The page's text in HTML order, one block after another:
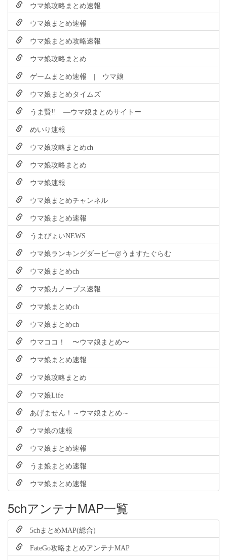
ウマ娘攻略まとめ速報
ウマ娘まとめ速報
ウマ娘まとめ攻略速報
ウマ娘攻略まとめ
ゲームまとめ速報 | ウマ娘
ウマ娘まとめタイムズ
うま賢!! ―ウマ娘まとめサイトー
めいり速報
ウマ娘攻略まとめch
ウマ娘攻略まとめ
ウマ娘速報
ウマ娘まとめチャンネル
ウマ娘まとめ速報
うまぴょいNEWS
ウマ娘ランキングダービー@うますたぐらむ
ウマ娘まとめch
ウマ娘カノープス速報
ウマ娘まとめch
ウマ娘まとめch
ウマココ！ 〜ウマ娘まとめ〜
ウマ娘まとめ速報
ウマ娘攻略まとめ
ウマ娘Life
あげません！～ウマ娘まとめ～
ウマ娘の速報
ウマ娘まとめ速報
うま娘まとめ速報
ウマ娘まとめ速報
5chアンテナMAP一覧
5chまとめMAP(総合)
FateGo攻略まとめアンテナMAP